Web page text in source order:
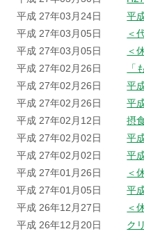
平成 27年03月24日
平
平成 27年03月05日
＜
平成 27年03月05日
＜
平成 27年02月26日
「
平成 27年02月26日
平
平成 27年02月26日
平
平成 27年02月12日
摂
平成 27年02月02日
平
平成 27年02月02日
平
平成 27年01月26日
＜
平成 27年01月05日
平
平成 26年12月27日
＜
平成 26年12月20日
ク